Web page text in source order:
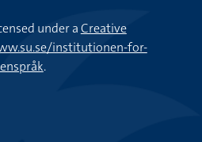
under aCreative
institutionen-for-
.